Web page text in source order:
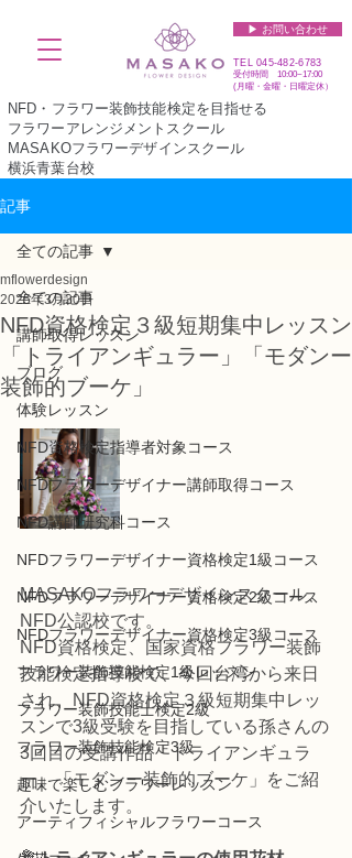
▶︎ お問い合わせ
TEL045-482-6783
受付時間 10:00~17:00​​​
(​月曜・金曜・日曜定休）
NFD・フラワー装飾技能検定を目指せる
フラワーアレンジメントスクール
MASAKOフラワーデザインスクール
横浜青葉台校
記事
全ての記事
講師取得レッスン
ブログ
体験レッスン
NFD資格検定指導者対象コース
NFDフラワーデザイナー講師取得コース
NFD講師研究科コース
NFDフラワーデザイナー資格検定1級コース
NFDフラワーデザイナー資格検定2級コース
NFDフラワーデザイナー資格検定3級コース
フラワー装飾技能検定1級レッスン
フラワー装飾技能士検定2級
フラワー装飾技能検定3級
趣味で楽しむフラワーレッスン
アーティフィシャルフラワーコース
全ての記事
NFD資格検定３級短期集中レッスン
「トライアンギュラー」「モダンー
装飾的ブーケ」
mflowerdesign
2025年3月30日
MASAKOフラワーデザインスクール、
NFD公認校です。
NFD資格検定、国家資格フラワー装飾
技能検定指導校で、今回台湾から来日
され、NFD資格検定３級短期集中レッ
スンで3級受験を目指している孫さんの
3回目の受講作品「トライアンギュラ
ー」「モダンー装飾的ブーケ」をご紹
介いたします。